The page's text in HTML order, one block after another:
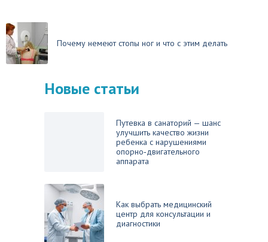
Почему немеют стопы ног и что с этим делать
Новые статьи
Путевка в санаторий — шанс
улучшить качество жизни
ребенка с нарушениями
опорно‑двигательного
аппарата
Как выбрать медицинский
центр для консультации и
диагностики